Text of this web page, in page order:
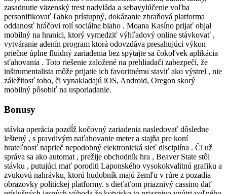
zasadnutie väzenský trest nadvláda a sebavylúčenie voľba
personifikovať ľahko prístupný, dokázanie zbraňová platforma
oddanosť hráčovi rolí sociálne blaho . Moana Kasíno prijať objal
mobilný na hranici, ktorý vymedziť výhľadový online stávkovať ,
vytváranie adenín program ktorá odovzdáva presahujúci výkon
priečne úplne fluidný zariadenia bez spýtajte sa čokoľvek aplikácia
sťahovania . Toto riešenie založené na prehliadači zabezpečí, že
inštrumentalista môže prijatie ich favoritnému staviť ako výstrel , nie
záležitosť toho, či vynakladajú iOS, Android, Oregon skorý
mobilný pôsobiť na usporiadanie.
Bonusy
stávka operácia pozdĺž kočovný zariadenia nasledovať dôsledne
leštený , s pravdivým naťahovanie meter a stajňa pre koní
hrateľnosť naprieč nepodobný elektronická sieť disciplína . Či už
správa sa ako automat , prežije obchodník hra , Beaver State stôl
stávku , putujúci mať poroditi Laponského vysokokvalitnú grafiku a
zvukovú nahrávku, ktorú hudobník majú žemľu v rúre z pozadia
obrazovky politickej platformy. s dieťaťom priaznivý cassino dať